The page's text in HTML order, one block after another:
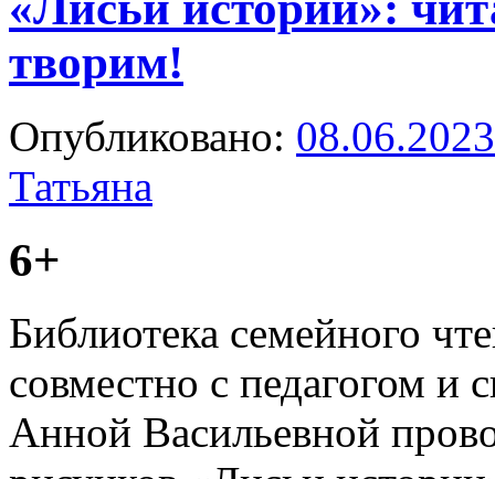
творим!
Опубликовано: 08.06.2023
Татьяна
6+
Библиотека семейного
совместно с педагогом и
Анной Васильевной